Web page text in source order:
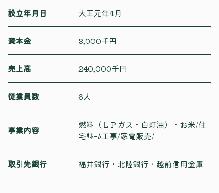
設立年月日 大正元年4月
資本金 3,000千円
売上高 240,000千円
従業員数 6人
事業内容
燃料（ＬＰガス・白灯油）・お米/住
宅ﾘﾎｰﾑ工事/家電販売/
取引先銀行 福井銀行・北陸銀行・越前信用金庫